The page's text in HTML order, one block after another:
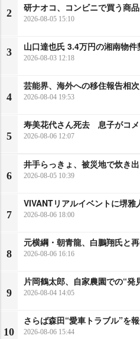
2
研ナオコ、コンビニで買う商品
2026-08-05 15:10
3
山口達也氏 3.4万円の湘南物件
2026-08-03 12:18
4
芸能界、海外への移住報告相
2026-08-04 19:53
5
寿美花代さん死去 息子がコメ
2026-08-06 12:07
6
井手らっきょ、被災地で炊き
2026-08-05 10:39
7
VIVANTリアルイベントに堺雅
2026-08-06 18:00
8
元横綱・朝青龍、白鵬翔氏と
2026-08-06 16:16
9
片岡鶴太郎、自家農園での“発
2026-08-04 14:05
10
さらば森田“愛車トラブル”を
2026-08-06 15:44